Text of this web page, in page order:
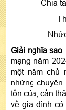
Chia
Giải nghĩa sao
mạng năm
một năm chủ
những chuyện
tốn của, cẩn
về gia đình có